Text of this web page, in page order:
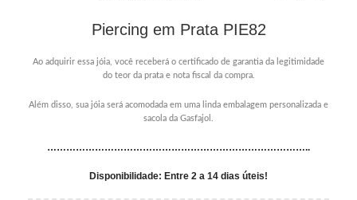
Piercing em Prata PIE82
Ao adquirir essa jóia, você receberá o certificado de garantia da legitimidade
do teor da prata e nota fiscal da compra.
Além disso, sua jóia será acomodada em uma linda embalagem personalizada e
sacola da Gasfajol.
………………………………………………………………………..
Disponibilidade: Entre 2 a 14 dias úteis!